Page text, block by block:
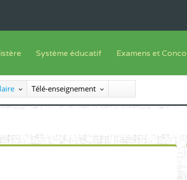
Générale des Enseignements
Système éducatif
Offre de formation
Sous
Progammes d'études
Examens et
Inscriptions
Liste des candidats
Diplômes
Télé-enseignement